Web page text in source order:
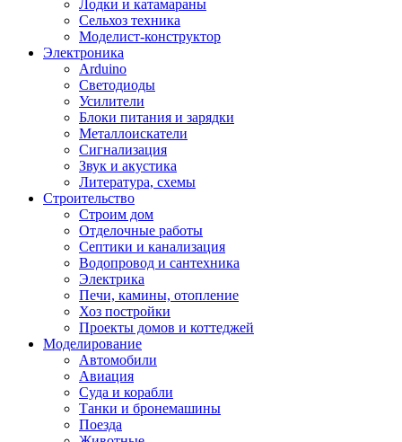
Лодки и катамараны
Сельхоз техника
Моделист-конструктор
Электроника
Arduino
Светодиоды
Усилители
Блоки питания и зарядки
Металлоискатели
Сигнализация
Звук и акустика
Литература, схемы
Строительство
Строим дом
Отделочные работы
Септики и канализация
Водопровод и сантехника
Электрика
Печи, камины, отопление
Хоз постройки
Проекты домов и коттеджей
Моделирование
Автомобили
Авиация
Суда и корабли
Танки и бронемашины
Поезда